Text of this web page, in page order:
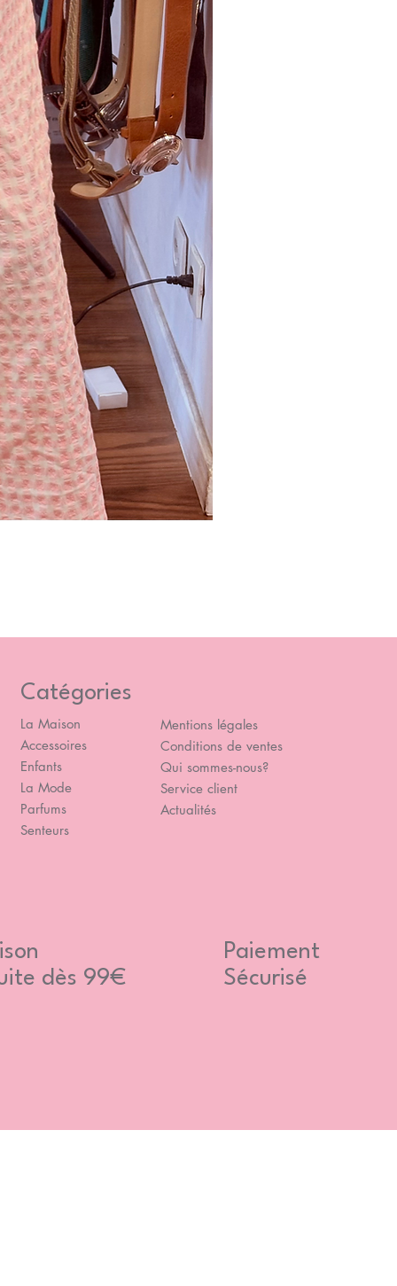
Catégories
La Maison
Accessoires
Enfants
La Mode
Parfums
Senteurs
Mentions légales
Conditions de ventes
Qui sommes-nous?
Service client
Actualités
dès 99€
Paiement
Sécurisé